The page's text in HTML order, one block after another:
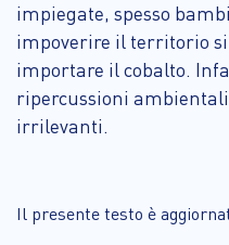
impiegate, spesso
impoverire il territorio si
importare il cobalto.
ripercussioni
irrilevanti.
Il presente testo è